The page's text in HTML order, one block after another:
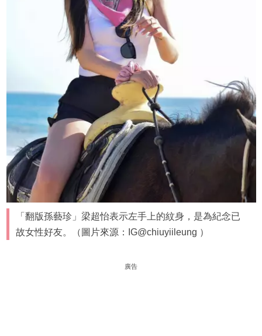
「翻版孫藝珍」梁超怡表示左手上的紋身，是為紀念已
故女性好友。（圖片來源：IG@chiuyiileung ）
廣告